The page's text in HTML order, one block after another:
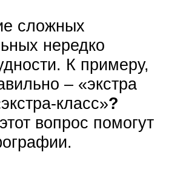
сложных
нередко
К примеру,
– «экстра
класс»?
вопрос помогут